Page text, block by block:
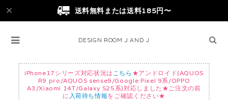
送料無料または送料185円〜
DESIGN ROOM J AND J
iPhone17シリーズ対応状況は こちら ★アンドロイド(AQUOS
R9 pro/AQUOS sense9/Google Pixel 9系/OPPO
A3/Xiaomi 14T/Galaxy S25系)対応しました★ご注文の前
に 入荷待ち情報をご確認ください★